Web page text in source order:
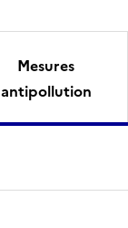
Mesures
antipollution